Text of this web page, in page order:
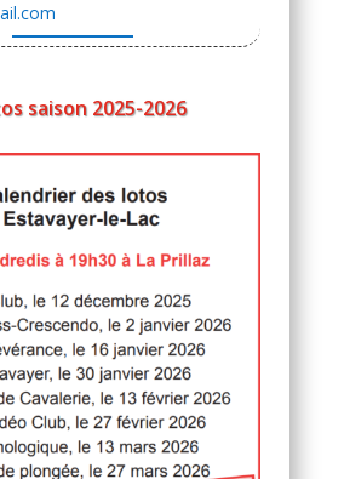
saison 2025-2026